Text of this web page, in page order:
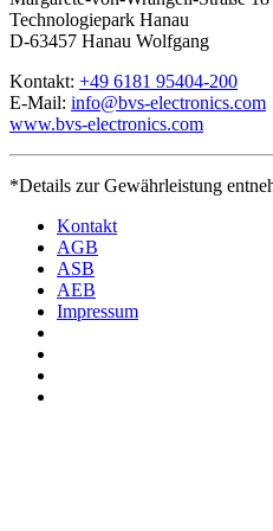
Technologiepark Hanau
D-63457 Hanau Wolfgang
Kontakt: +49 6181 95404-200
E-Mail: info@bvs-electronics.com
www.bvs-electronics.com
*Details zur Gewährleistung
Kontakt
AGB
ASB
AEB
Impressum